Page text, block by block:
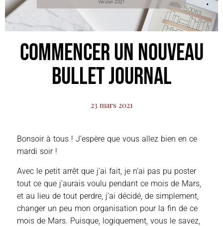
Commencer un Nouveau
Bullet Journal
23 mars 2021
Bonsoir à tous ! J’espère que vous allez bien en ce
mardi soir !
Avec le petit arrêt que j’ai fait, je n’ai pas pu poster
tout ce que j’aurais voulu pendant ce mois de Mars,
et au lieu de tout perdre, j’ai décidé, de simplement,
changer un peu mon organisation pour la fin de ce
mois de Mars. Puisque, logiquement, vous le savez,